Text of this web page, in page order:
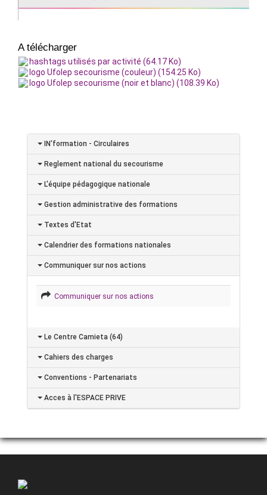
A télécharger
hashtags utilisés par activité (64.17 Ko)
logo Ufolep secourisme (couleur) (154.25 Ko)
logo Ufolep secourisme (noir et blanc) (108.39 Ko)
IN'formation - Circulaires
Reglement national du secourisme
L'équipe pédagogique nationale
Gestion administrative des formations
Textes d'Etat
Calendrier des formations nationales
Communiquer sur nos actions
Communiquer sur nos actions
Le Centre Camieta (64)
Cahiers des charges
Conventions - Partenariats
Acces à l'ESPACE PRIVE